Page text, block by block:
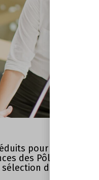
pour l’ensemble
des Pôles
d'articles de